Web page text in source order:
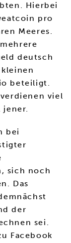
Hierbei
pro
Meeres.
deutsch
beteiligt.
viel
jener.
bei
sich noch
Das
der
sei.
Facebook